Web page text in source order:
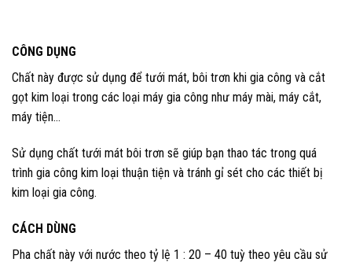
CÔNG DỤNG
Chất này được sử dụng để tưới mát, bôi trơn khi gia công và cắt
gọt kim loại trong các loại máy gia công như máy mài, máy cắt,
máy tiện…
Sử dụng chất tưới mát bôi trơn sẽ giúp bạn thao tác trong quá
trình gia công kim loại thuận tiện và tránh gỉ sét cho các thiết bị
kim loại gia công.
CÁCH DÙNG
Pha chất này với nước theo tỷ lệ 1 : 20 – 40 tuỳ theo yêu cầu sử